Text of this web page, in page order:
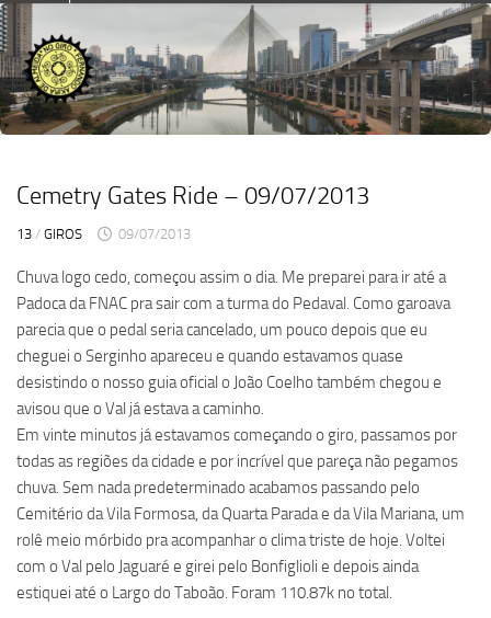
Skip
to
content
Cemetry Gates Ride – 09/07/2013
13 / GIROS 09/07/2013
Chuva logo cedo, começou assim o dia. Me preparei para ir até a
Padoca da FNAC pra sair com a turma do Pedaval. Como garoava
parecia que o pedal seria cancelado, um pouco depois que eu
cheguei o Serginho apareceu e quando estavamos quase
desistindo o nosso guia oficial o João Coelho também chegou e
avisou que o Val já estava a caminho.
Em vinte minutos já estavamos começando o giro, passamos por
todas as regiões da cidade e por incrível que pareça não pegamos
chuva. Sem nada predeterminado acabamos passando pelo
Cemitério da Vila Formosa, da Quarta Parada e da Vila Mariana, um
rolê meio mórbido pra acompanhar o clima triste de hoje. Voltei
com o Val pelo Jaguaré e girei pelo Bonfiglioli e depois ainda
estiquei até o Largo do Taboão. Foram 110.87k no total.